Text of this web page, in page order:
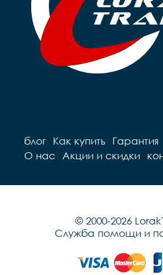
блог Как купить Гарантия
О нас
Акции и скидки
© 2000-2026
Служба помощи и